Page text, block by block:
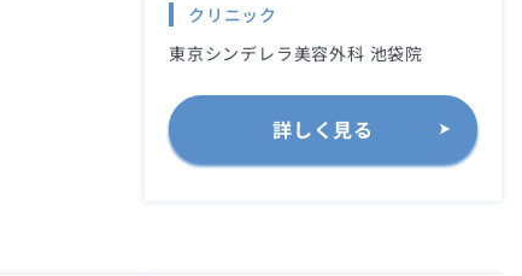
クリニック
東京シンデレラ美容外科 池袋院
詳しく見る